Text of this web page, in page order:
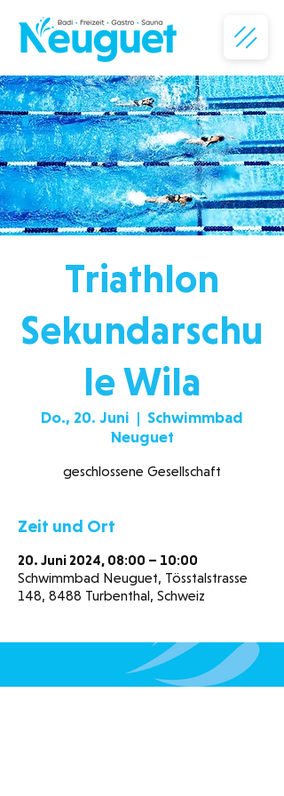
Triathlon
Sekundarschu
le Wila
Do., 20. Juni
  |
Schwimmbad
Neuguet
geschlossene Gesellschaft
Zeit und Ort
20. Juni 2024, 08:00 – 10:00
Schwimmbad Neuguet, Tösstalstrasse
148, 8488 Turbenthal, Schweiz